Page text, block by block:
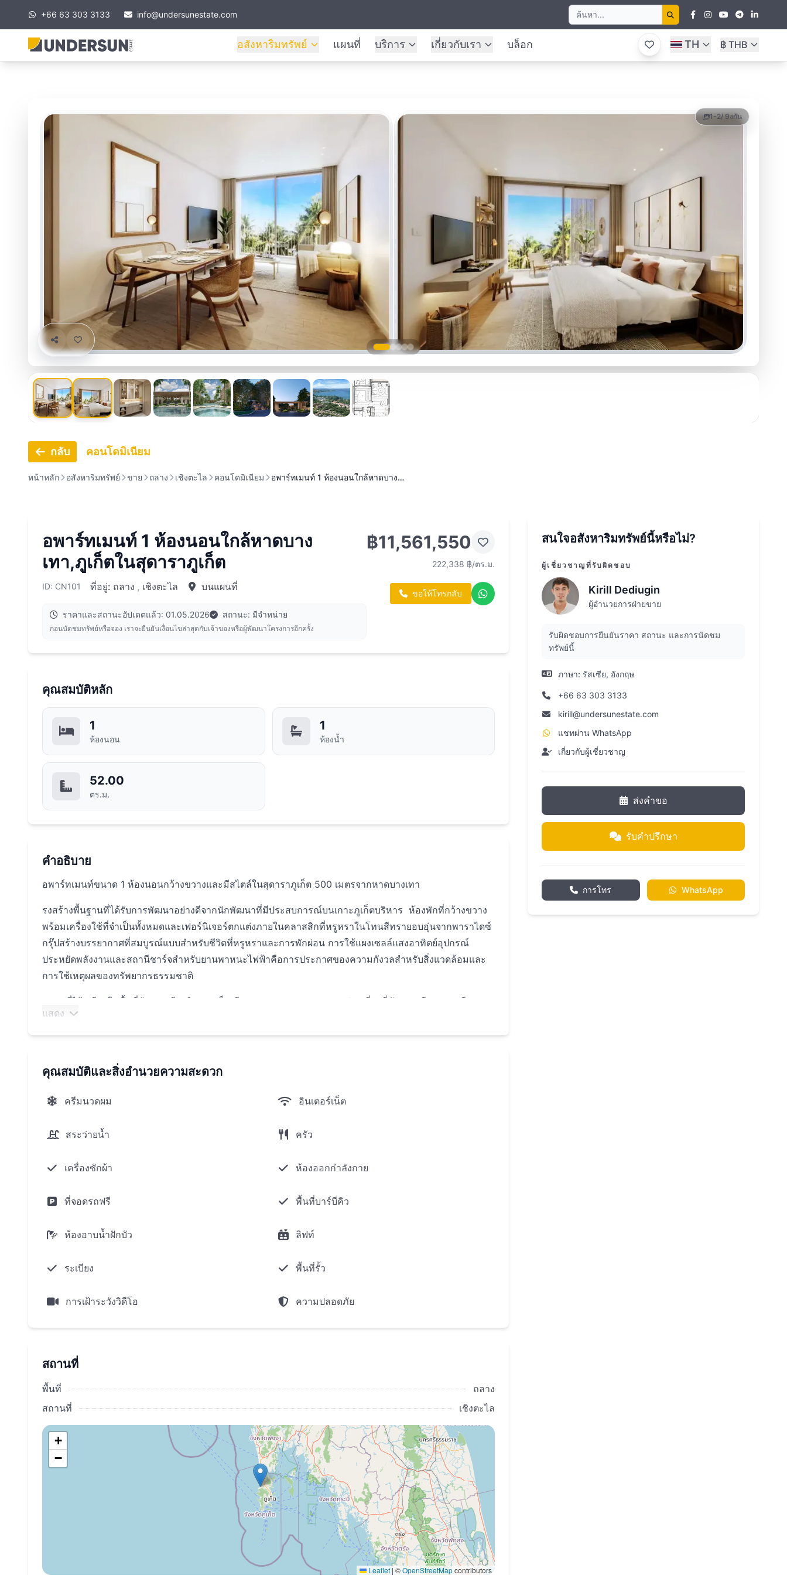
+66 63 303 3133 info@undersunestate.com
อสังหาริมทรัพย์ แผนที่ บริการ เกี่ยวกับเรา บล็อก TH ฿ THB
1-2/ 9งกัน
กลับ คอนโดมิเนียม
หน้าหลัก อสังหาริมทรัพย์ ขาย ถลาง เชิงตะไล คอนโดมิเนียม อพาร์ทเมนท์ 1 ห้องนอนใกล้หาดบาง…
อพาร์ทเมนท์ 1 ห้องนอนใกล้หาดบาง
เทา,ภูเก็ตในสุดาราภูเก็ต
ID: CN101 ที่อยู่: ถลาง , เชิงตะไล บนแผนที่
ราคาและสถานะอัปเดตแล้ว: 01.05.2026 สถานะ: มีจำหน่าย
ก่อนนัดชมทรัพย์หรือจอง เราจะยืนยันเงื่อนไขล่าสุดกับเจ้าของหรือผู้พัฒนาโครงการอีกครั้ง
฿11,561,550
222,338 ฿/ตร.ม.
ขอให้โทรกลับ
คุณสมบัติหลัก
1
ห้องนอน
1
ห้องน้ำ
52.00
ตร.ม.
คำอธิบาย
อพาร์ทเมนท์ขนาด 1 ห้องนอนกว้างขวางและมีสไตล์ในสุดาราภูเก็ต 500 เมตรจากหาดบางเทา
รงสร้างพื้นฐานที่ได้รับการพัฒนาอย่างดีจากนักพัฒนาที่มีประสบการณ์บนเกาะภูเก็ตบริหาร ห้องพักที่กว้างขวาง
พร้อมเครื่องใช้ที่จำเป็นทั้งหมดและเฟอร์นิเจอร์ตกแต่งภายในคลาสสิกที่หรูหราในโทนสีทรายอบอุ่นจากพาราไดซ์
กรุ๊ปสร้างบรรยากาศที่สมบูรณ์แบบสำหรับชีวิตที่หรูหราและการพักผ่อน การใช้แผงเซลล์แสงอาทิตย์อุปกรณ์
ประหยัดพลังงานและสถานีชาร์จสำหรับยานพาหนะไฟฟ้าคือการประกาศของความกังวลสำหรับสิ่งแวดล้อมและ
การใช้เหตุผลของทรัพยากรธรรมชาติ
สถานที่ได้เปรียบในพื้นที่อันทรงเกียรติของภูเก็ตเพียง 500 เมตรจากชายหาดท่องเที่ยวที่พัฒนา เพียง 5 นาทีจาก
ศูนย์การค้าปอร์โตเดอภูเก็ตและโบ๊ทอเวนิวใน 6 นาทีไปยังสนามกอล์ฟระดับโลกใน 7 นาที ท่าอากาศยาน
นานาชาติภูเก็ตอยู่ห่างจากสนามบินนานาชาติภูเก็ตเพียง 30 นาที
โครงสร้างพื้นฐานที่ซับซ้อน:
สระว่ายน้ำขนาดใหญ่ที่มีความยาว 50 เมตร
ดาดฟ้าพร้อมพื้นที่บาร์บีคิว
พื้นที่ฝึกโยคะ
ห้องออกกำลังกาย
บริการคอนเซียร์จ
สถานีชาร์จรถยนต์
แสดง
คุณสมบัติและสิ่งอำนวยความสะดวก
ครีมนวดผม อินเตอร์เน็ต
สระว่ายน้ำ ครัว
เครื่องซักผ้า ห้องออกกำลังกาย
ที่จอดรถฟรี พื้นที่บาร์บีคิว
ห้องอาบน้ำฝักบัว ลิฟท์
ระเบียง พื้นที่รั้ว
การเฝ้าระวังวิดีโอ ความปลอดภัย
สถานที่
พื้นที่
ถลาง
สถานที่
เชิงตะไล
+
−
Leaflet | ©OpenStreetMapcontributors
สนใจอสังหาริมทรัพย์นี้หรือไม่?
ผู้เชี่ยวชาญที่รับผิดชอบ
Kirill Dediugin
ผู้อำนวยการฝ่ายขาย
รับผิดชอบการยืนยันราคา สถานะ และการนัดชม
ทรัพย์นี้
ภาษา: รัสเซีย, อังกฤษ
+66 63 303 3133
kirill@undersunestate.com
แชทผ่าน WhatsApp
เกี่ยวกับผู้เชี่ยวชาญ
ส่งคำขอ
รับคำปรึกษา
การโทร WhatsApp